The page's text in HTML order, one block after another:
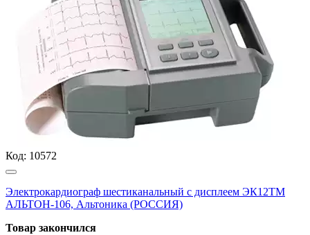
Код: 10572
Электрокардиограф шестиканальный с дисплеем ЭК12ТМ
АЛЬТОН-106, Альтоника (РОССИЯ)
Товар закончился